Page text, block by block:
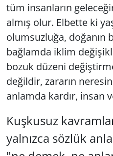
tüm insanların
almış olur. Elbette ki
olumsuzluğa, doğanın
bağlamda iklim
bozuk düzeni
değildir, zararın
anlamda kardır, insan
Kuşkusuz
yalnızca sözlük